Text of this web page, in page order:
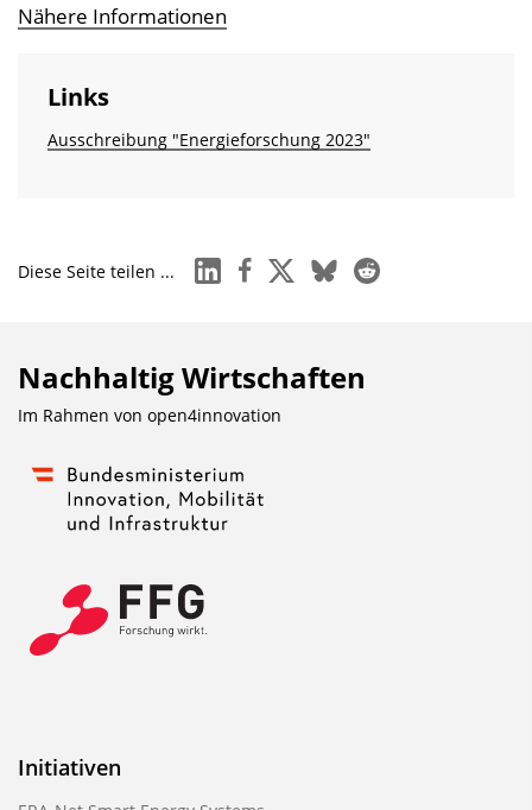
Nähere Informationen
Links
Ausschreibung "Energieforschung 2023"
Diese Seite teilen ... linkedinfacebook
x blueskyreddit
Nachhaltig Wirtschaften
Im Rahmen von open4innovation
Initiativen